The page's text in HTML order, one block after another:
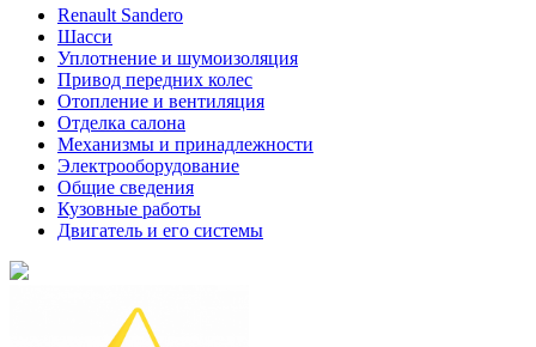
Renault Sandero
Шасси
Уплотнение и шумоизоляция
Привод передних колес
Отопление и вентиляция
Отделка салона
Механизмы и принадлежности
Электрооборудование
Общие сведения
Кузовные работы
Двигатель и его системы